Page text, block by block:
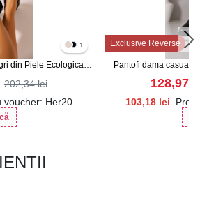
1
din Piele Ecologica
voucher: Her20
202,34lei
Exclusive Reverse
Pantofi dama casual
103,18 lei Pret
128,97